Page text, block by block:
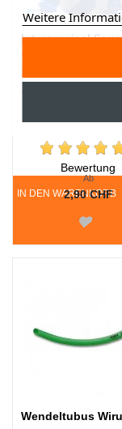
Intersurgical
Atemmaske Typ
IN DEN WARENKORB
Ab
2,90 CHF
Bewertung
Wendeltubus
Weitere